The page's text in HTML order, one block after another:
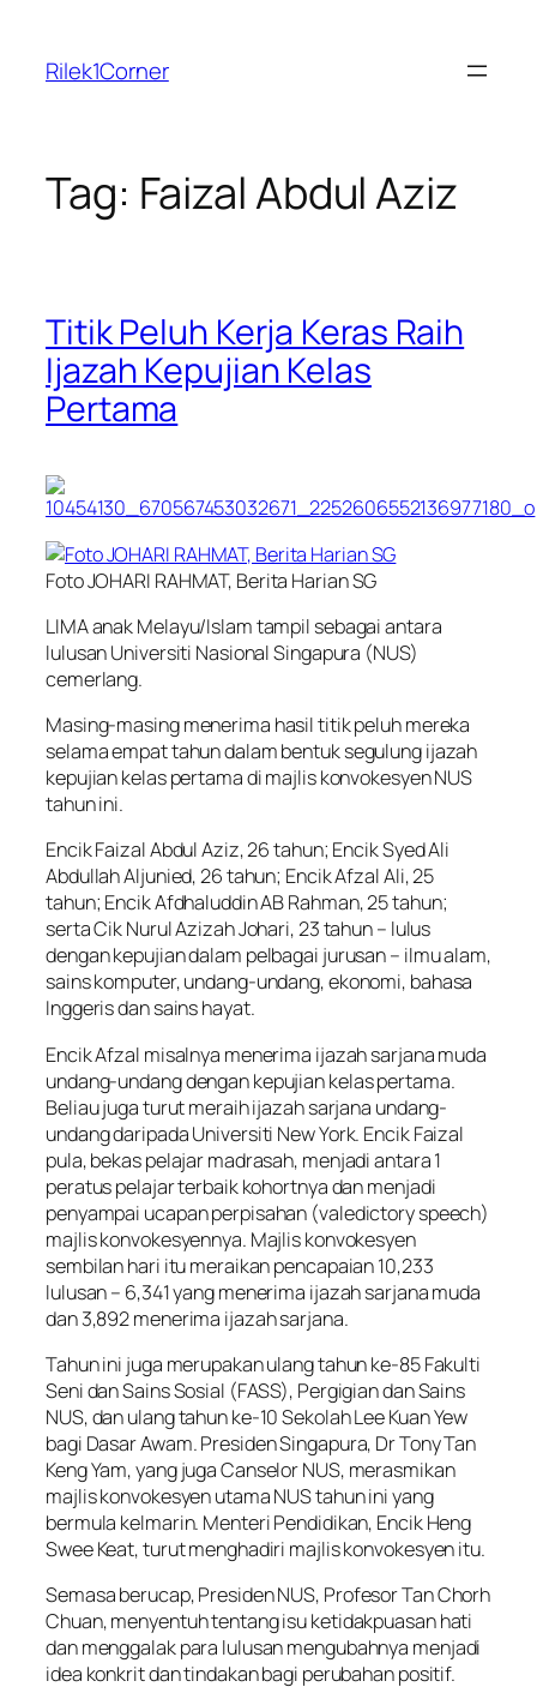
content
Rilek1Corner
Tag: Faizal Abdul Aziz
Titik Peluh Kerja Keras Raih
Ijazah Kepujian Kelas
Pertama
Foto JOHARI RAHMAT, Berita Harian SG
LIMA anak Melayu/Islam tampil sebagai antara
lulusan Universiti Nasional Singapura (NUS)
cemerlang.
Masing-masing menerima hasil titik peluh mereka
selama empat tahun dalam bentuk segulung ijazah
kepujian kelas pertama di majlis konvokesyen NUS
tahun ini.
Encik Faizal Abdul Aziz, 26 tahun; Encik Syed Ali
Abdullah Aljunied, 26 tahun; Encik Afzal Ali, 25
tahun; Encik Afdhaluddin AB Rahman, 25 tahun;
serta Cik Nurul Azizah Johari, 23 tahun – lulus
dengan kepujian dalam pelbagai jurusan – ilmu alam,
sains komputer, undang-undang, ekonomi, bahasa
Inggeris dan sains hayat.
Encik Afzal misalnya menerima ijazah sarjana muda
undang-undang dengan kepujian kelas pertama.
Beliau juga turut meraih ijazah sarjana undang-
undang daripada Universiti New York. Encik Faizal
pula, bekas pelajar madrasah, menjadi antara 1
peratus pelajar terbaik kohortnya dan menjadi
penyampai ucapan perpisahan (valedictory speech)
majlis konvokesyennya. Majlis konvokesyen
sembilan hari itu meraikan pencapaian 10,233
lulusan – 6,341 yang menerima ijazah sarjana muda
dan 3,892 menerima ijazah sarjana.
Tahun ini juga merupakan ulang tahun ke-85 Fakulti
Seni dan Sains Sosial (FASS), Pergigian dan Sains
NUS, dan ulang tahun ke-10 Sekolah Lee Kuan Yew
bagi Dasar Awam. Presiden Singapura, Dr Tony Tan
Keng Yam, yang juga Canselor NUS, merasmikan
majlis konvokesyen utama NUS tahun ini yang
bermula kelmarin. Menteri Pendidikan, Encik Heng
Swee Keat, turut menghadiri majlis konvokesyen itu.
Semasa berucap, Presiden NUS, Profesor Tan Chorh
Chuan, menyentuh tentang isu ketidakpuasan hati
dan menggalak para lulusan mengubahnya menjadi
idea konkrit dan tindakan bagi perubahan positif.